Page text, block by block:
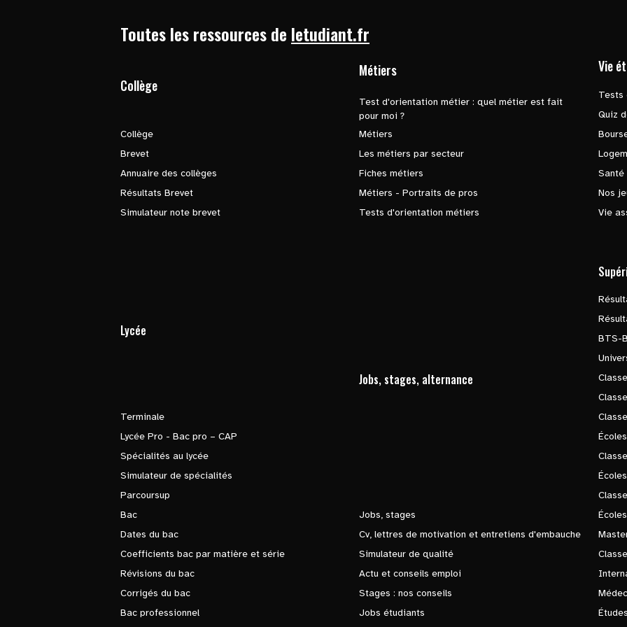
Toutes les ressources de letudiant.fr
Collège
Collège
Brevet
Annuaire des collèges
Résultats Brevet
Simulateur note brevet
Métiers
Test d'orientation métier : quel métier est fait
pour moi ?
Métiers
Les métiers par secteur
Fiches métiers
Métiers - Portraits de pros
Tests d'orientation métiers
Vie
Tests
Quiz
Santé
Nos
Vie
Lycée
Terminale
Lycée Pro - Bac pro – CAP
Spécialités au lycée
Simulateur de spécialités
Parcoursup
Bac
Dates du bac
Coefficients bac par matière et série
Révisions du bac
Corrigés du bac
Bac professionnel
Jobs, stages, alternance
Jobs, stages
Cv, lettres de motivation et entretiens d'embauche
Simulateur de qualité
Actu et conseils emploi
Stages : nos conseils
Jobs étudiants
BTS-